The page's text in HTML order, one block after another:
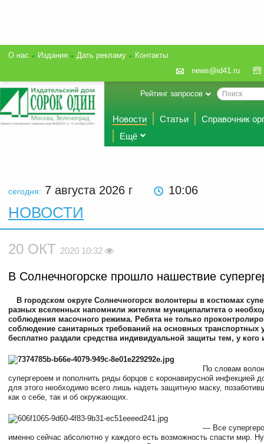
О нас Издания Дать рекламу
Контакты
news@id41.ru
Рейтинг запросов
Новости Статьи
Справочник
Ещё
сегодня: 7 августа 2026 г 10:06
НОВОСТИ
20 ОКТ 2020 10:32
В Солнечногорске прошло нашествие
В городском округе Солнечногорск волонтеры в костюмах
разных вселенных напомнили жителям муниципалитета о
соблюдения масочного режима. Ребята не только
соблюдение санитарных требований на основных транспортных
бесплатно раздали средства индивидуальной защиты тем, у
По словам
супергероем и пополнить ряды борцов с коронавирусной инфекцией
для этого необходимо всего лишь надеть защитную маску,
как о себе, так и об окружающих.
— Все
именно сейчас абсолютно у каждого есть возможность спасти мир.